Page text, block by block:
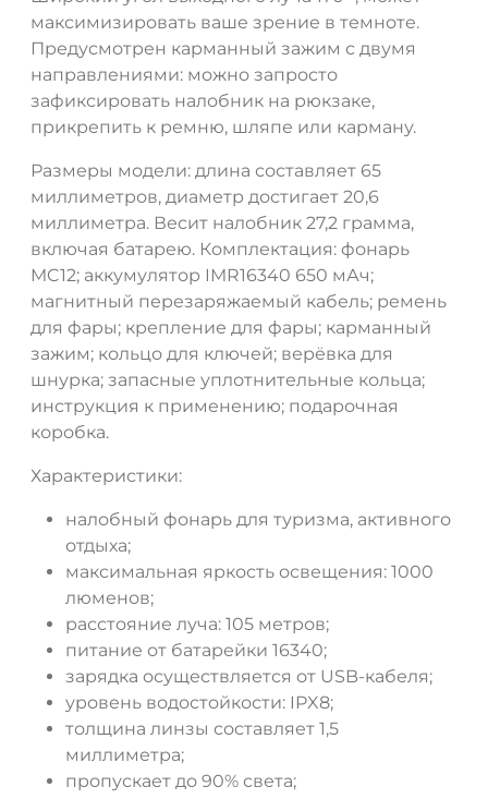
максимизировать ваше зрение в темноте.
Предусмотрен карманный зажим с двумя
направлениями: можно запросто
зафиксировать налобник на рюкзаке,
прикрепить к ремню, шляпе или карману.
Размеры модели: длина составляет 65
миллиметров, диаметр достигает 20,6
миллиметра. Весит налобник 27,2 грамма,
включая батарею. Комплектация: фонарь
MC12; аккумулятор IMR16340 650 мАч;
магнитный перезаряжаемый кабель; ремень
для фары; крепление для фары; карманный
зажим; кольцо для ключей; верёвка для
шнурка; запасные уплотнительные кольца;
инструкция к применению; подарочная
коробка.
Характеристики:
налобный фонарь для туризма, активного
отдыха;
максимальная яркость освещения: 1000
люменов;
расстояние луча: 105 метров;
питание от батарейки 16340;
зарядка осуществляется от USB-кабеля;
уровень водостойкости: IPX8;
толщина линзы составляет 1,5
миллиметра;
пропускает до 90% света;